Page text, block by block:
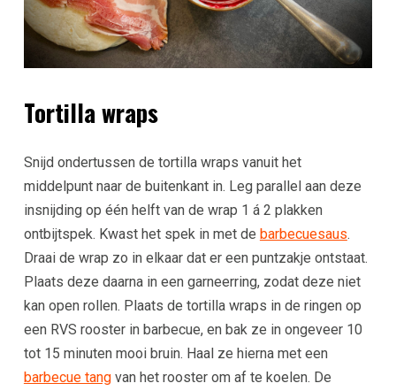
Tortilla wraps
Snijd ondertussen de tortilla wraps vanuit het
middelpunt naar de buitenkant in. Leg parallel aan deze
insnijding op één helft van de wrap 1 á 2 plakken
ontbijtspek. Kwast het spek in met de barbecuesaus.
Draai de wrap zo in elkaar dat er een puntzakje ontstaat.
Plaats deze daarna in een garneerring, zodat deze niet
kan open rollen. Plaats de tortilla wraps in de ringen op
een RVS rooster in barbecue, en bak ze in ongeveer 10
tot 15 minuten mooi bruin. Haal ze hierna met een
barbecue tangvan het rooster om af te koelen. De